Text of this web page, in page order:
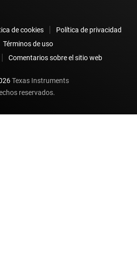
de cookies
Política de privacidad
Términos de uso
Comentarios sobre el sitio web
Texas Instruments
reservados.